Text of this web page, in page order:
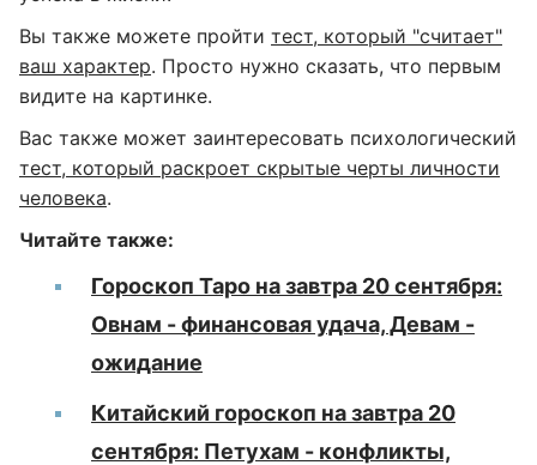
Вы также можете пройти тест, который "считает"
ваш характер. Просто нужно сказать, что первым
видите на картинке.
Вас также может заинтересовать психологический
тест, который раскроет скрытые черты личности
человека.
Читайте также:
Гороскоп Таро на завтра 20 сентября:
Овнам - финансовая удача, Девам -
ожидание
Китайский гороскоп на завтра 20
сентября: Петухам - конфликты,